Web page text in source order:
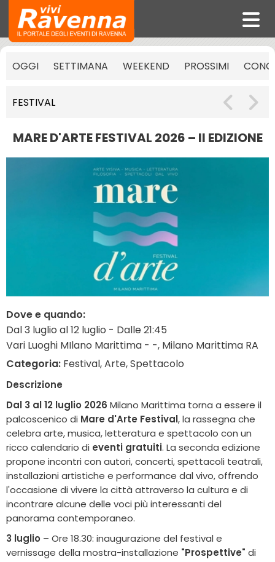
OGGI SETTIMANA WEEKEND PROSSIMI
FESTIVAL
MARE D'ARTE FESTIVAL 2026 – II EDIZIONE
Dove e quando:
Dal 3 luglio al 12 luglio - Dalle 21:45
Vari Luoghi MIlano Marittima - -, Milano Marittima RA
Categoria: Festival, Arte, Spettacolo
Descrizione
Dal 3 al 12 luglio 2026 Milano Marittima torna a essere il
palcoscenico di Mare d'Arte Festival, la rassegna che
celebra arte, musica, letteratura e spettacolo con un
ricco calendario di eventi gratuiti. La seconda edizione
propone incontri con autori, concerti, spettacoli teatrali,
installazioni artistiche e performance dal vivo, offrendo
l'occasione di vivere la città attraverso la cultura e di
incontrare alcune delle voci più interessanti del
panorama contemporaneo.
3 luglio – Ore 18.30: inaugurazione del festival e
vernissage della mostra-installazione "Prospettive" di